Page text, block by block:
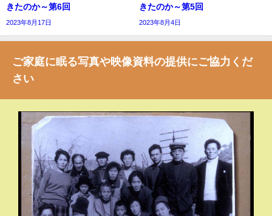
きたのか～第6回
2023年8月17日
きたのか～第5回
2023年8月4日
ご家庭に眠る写真や映像資料の提供にご協力くだ
さい